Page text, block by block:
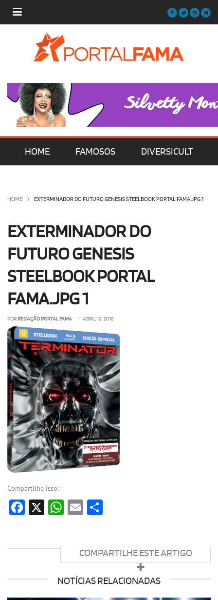
HOME FAMOSOS DIVERSICULT
OLHA ISSO! EU QUERO!
HOME EXTERMINADOR DO FUTURO GENESIS STEELBOOK PORTAL FAMA.JPG 1
EXTERMINADOR DO
FUTURO GENESIS
STEELBOOK PORTAL
FAMA.JPG 1
POR REDAÇÃO PORTAL FAMA • ABRIL 19, 2018
Compartilhe isso:
Facebook
X WhatsApp
Email
COMPARTILHE ESTE ARTIGO
NOTÍCIAS RELACIONADAS